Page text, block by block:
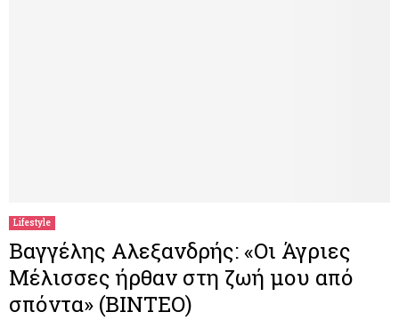
Lifestyle
Βαγγέλης Αλεξανδρής: «Οι Άγριες
Μέλισσες ήρθαν στη ζωή μου από
σπόντα» (ΒΙΝΤΕΟ)